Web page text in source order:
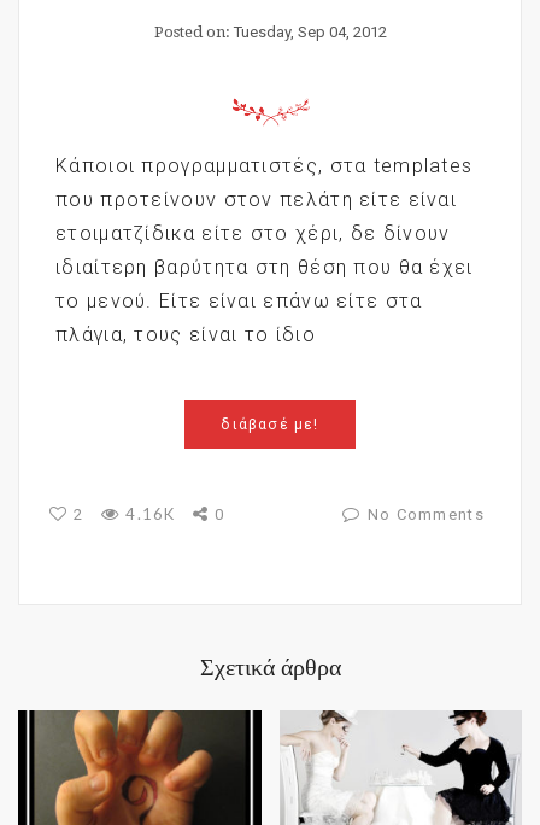
Posted on: Tuesday, Sep 04, 2012
Κάποιοι προγραμματιστές, στα templates
που προτείνουν στον πελάτη είτε είναι
ετοιματζίδικα είτε στο χέρι, δε δίνουν
ιδιαίτερη βαρύτητα στη θέση που θα έχει
το μενού. Είτε είναι επάνω είτε στα
πλάγια, τους είναι το ίδιο
διάβασέ με!
2 4.16K 0 No Comments
Σχετικά άρθρα